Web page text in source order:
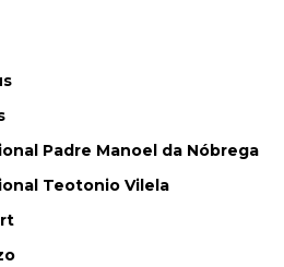
Padre Manoel da Nóbrega
Teotonio Vilela